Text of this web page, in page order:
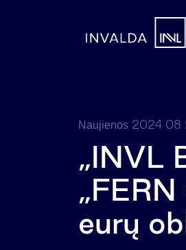
Naujienos 2024 08
„INVL
eurų